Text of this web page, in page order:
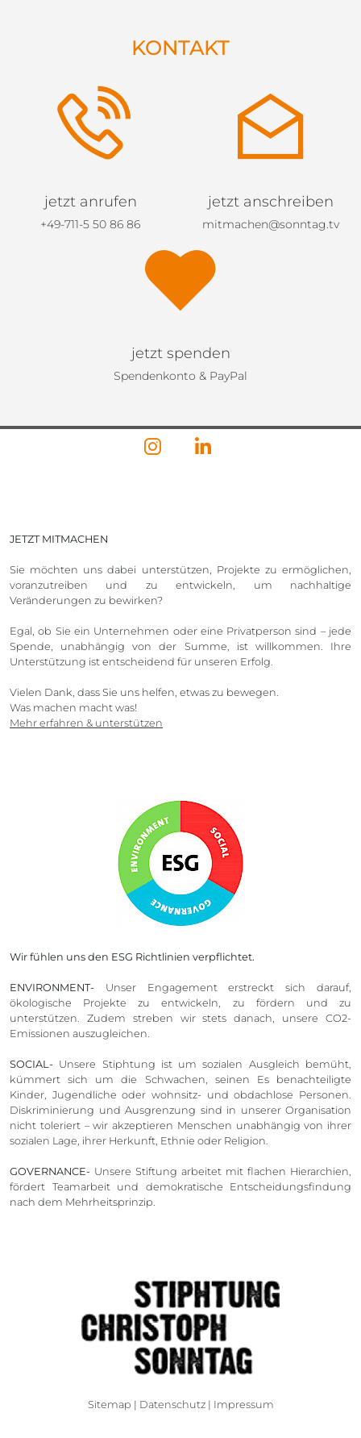
KONTAKT
jetzt anrufen
+49-711-5 50 86 86
jetzt anschreiben
mitmachen@sonntag.tv
jetzt spenden
Spendenkonto & PayPal
JETZT MITMACHEN
Sie möchten uns dabei unterstützen, Projekte zu ermöglichen,
voranzutreiben und zu entwickeln, um nachhaltige
Veränderungen zu bewirken?
Egal, ob Sie ein Unternehmen oder eine Privatperson sind – jede
Spende, unabhängig von der Summe, ist willkommen. Ihre
Unterstützung ist entscheidend für unseren Erfolg.
Vielen Dank, dass Sie uns helfen, etwas zu bewegen.
Was machen macht was!
Mehr erfahren & unterstützen
Wir fühlen uns den ESG Richtlinien verpflichtet.
ENVIRONMENT- Unser Engagement erstreckt sich darauf,
ökologische Projekte zu entwickeln, zu fördern und zu
unterstützen. Zudem streben wir stets danach, unsere CO2-
Emissionen auszugleichen.
SOCIAL- Unsere Stiphtung ist um sozialen Ausgleich bemüht,
kümmert sich um die Schwachen, seinen Es benachteiligte
Kinder, Jugendliche oder wohnsitz- und obdachlose Personen.
Diskriminierung und Ausgrenzung sind in unserer Organisation
nicht toleriert – wir akzeptieren Menschen unabhängig von ihrer
sozialen Lage, ihrer Herkunft, Ethnie oder Religion.
GOVERNANCE- Unsere Stiftung arbeitet mit flachen Hierarchien,
fördert Teamarbeit und demokratische Entscheidungsfindung
nach dem Mehrheitsprinzip.
Sitemap | Datenschutz| Impressum